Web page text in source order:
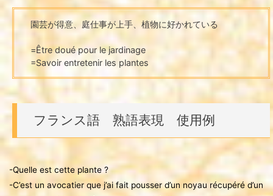
園芸が得意、庭仕事が上手、植物に好かれている
=Être doué pour le jardinage
=Savoir entretenir les plantes
フランス語 熟語表現 使用例
-Quelle est cette plante ?
-C’est un avocatier que j’ai fait pousser d’un noyau récupéré d’un